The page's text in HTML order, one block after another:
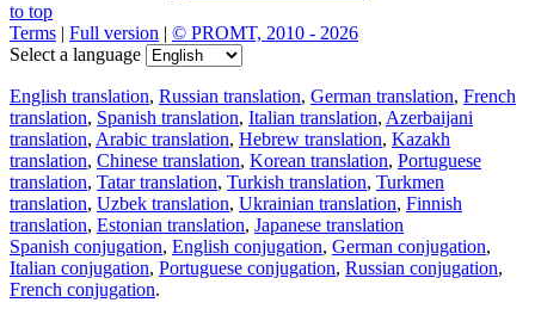
to top
Terms | Full version | © PROMT, 2010 - 2026
Select a language
English translation, Russian translation, German translation, French
translation, Spanish translation, Italian translation, Azerbaijani
translation, Arabic translation, Hebrew translation, Kazakh
translation, Chinese translation, Korean translation, Portuguese
translation, Tatar translation, Turkish translation, Turkmen
translation, Uzbek translation, Ukrainian translation, Finnish
translation, Estonian translation, Japanese translation
Spanish conjugation, English conjugation, German conjugation,
Italian conjugation, Portuguese conjugation, Russian conjugation,
French conjugation.